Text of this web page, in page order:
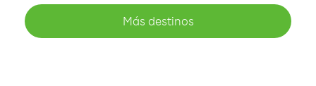
Más destinos